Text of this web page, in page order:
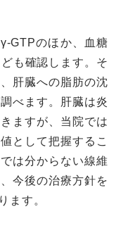
GTPのほか、血糖
も確認します。そ
肝臓への脂肪の沈
べます。肝臓は炎
ますが、当院では
として把握するこ
は分からない線維
今後の治療方針を
ます。